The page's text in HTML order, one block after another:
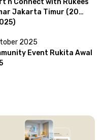
n Connect with Rukees
Jakarta Timur (20
2025
Event Rukita Awal